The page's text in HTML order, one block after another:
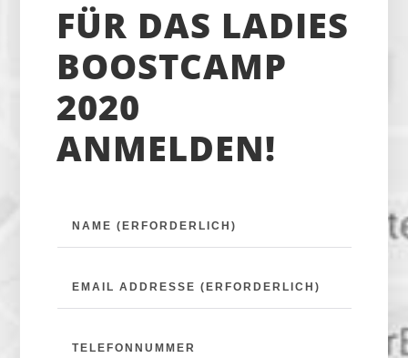
FÜR DAS LADIES
BOOSTCAMP
2020
ANMELDEN!